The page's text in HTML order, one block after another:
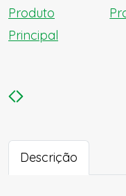
Descrição